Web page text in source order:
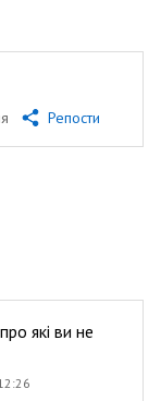
Репости
які ви не